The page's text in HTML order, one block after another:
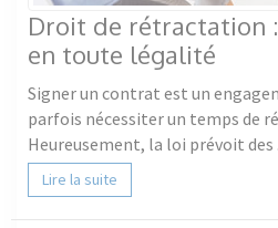
Droit de rétractation
en toute légalité
Signer un contrat est un
parfois nécessiter un temps de
Heureusement, la loi prévoit des
Lire la suite